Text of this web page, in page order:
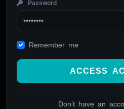
Password
Remember me
ACCESS
Don't have an